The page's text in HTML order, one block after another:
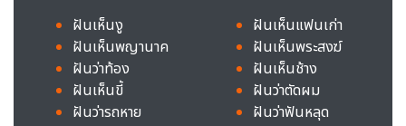
ฝันเห็นงู
ฝันเห็นพญานาค
ฝันว่าท้อง
ฝันเห็นขี้
ฝันว่ารถหาย
ฝันเห็นแฟนเก่า
ฝันเห็นพระสงฆ์
ฝันเห็นช้าง
ฝันว่าตัดผม
ฝันว่าฟันหลุด